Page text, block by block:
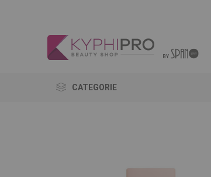
CATEGORIE